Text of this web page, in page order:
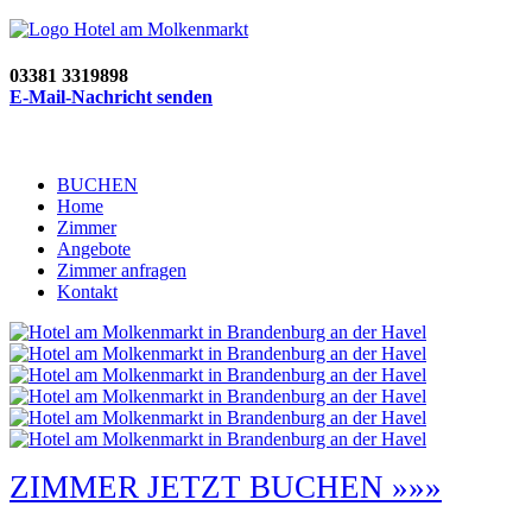
03381 3319898
E-Mail-Nachricht senden
BUCHEN
Home
Zimmer
Angebote
Zimmer anfragen
Kontakt
ZIMMER JETZT BUCHEN »»»